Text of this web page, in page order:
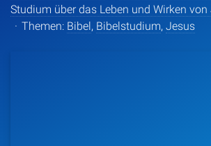
Studium über das Leben und Wirken
· Themen: Bibel, Bibelstudium, Jesus